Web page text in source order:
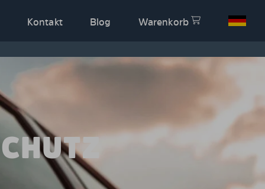
Kontakt Blog Warenkorb